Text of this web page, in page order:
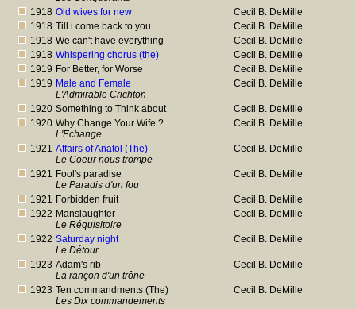
1918 Old wives for new
Cecil B. DeMille
1918 Till i come back to you
Cecil B. DeMille
1918 We can't have everything
Cecil B. DeMille
1918 Whispering chorus (the)
Cecil B. DeMille
1919 For Better, for Worse
Cecil B. DeMille
1919 Male and Female
L'Admirable Crichton
Cecil B. DeMille
1920 Something to Think about
Cecil B. DeMille
1920 Why Change Your Wife ?
L'Echange
Cecil B. DeMille
1921 Affairs of Anatol (The)
Le Coeur nous trompe
Cecil B. DeMille
1921 Fool's paradise
Le Paradis d'un fou
Cecil B. DeMille
1921 Forbidden fruit
Cecil B. DeMille
1922 Manslaughter
Le Réquisitoire
Cecil B. DeMille
1922 Saturday night
Le Détour
Cecil B. DeMille
1923 Adam's rib
La rançon d'un trône
Cecil B. DeMille
1923 Ten commandments (The)
Les Dix commandements
Cecil B. DeMille